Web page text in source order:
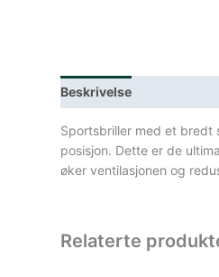
Beskrivelse
Sportsbriller med et bredt
posisjon. Dette er de
øker ventilasjonen og
Relaterte